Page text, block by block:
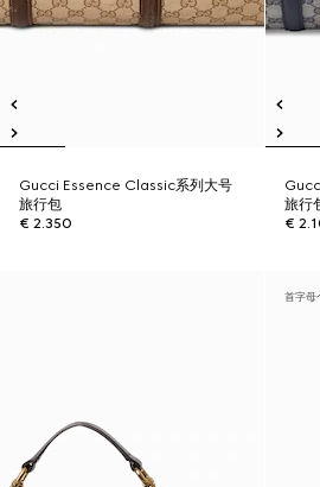
Gucci Essence Classic系列大号
旅行包
€ 2.350
旅行
€
首字母